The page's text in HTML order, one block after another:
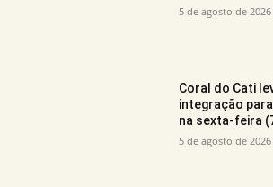
5 de agosto de 2026
Coral do Cati
integração
na sexta-feira
5 de agosto de 2026